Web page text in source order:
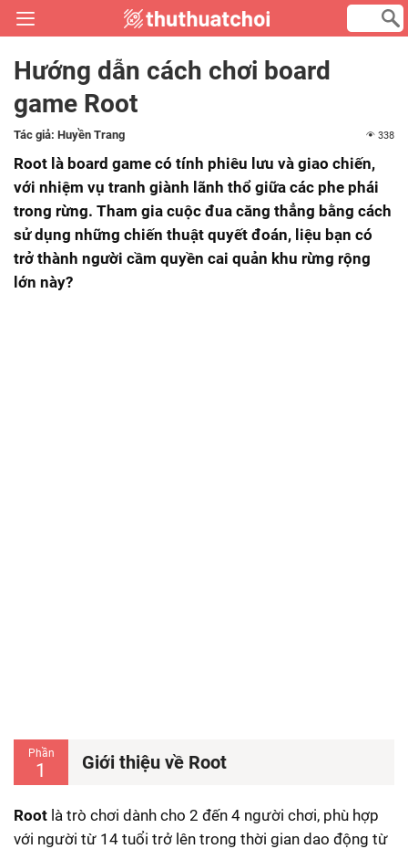
Hướng dẫn cách chơi board
game Root
Tác giả: Huyền Trang 338
Root là board game có tính phiêu lưu và giao chiến,
với nhiệm vụ tranh giành lãnh thổ giữa các phe phái
trong rừng. Tham gia cuộc đua căng thẳng bằng cách
sử dụng những chiến thuật quyết đoán, liệu bạn có
trở thành người cầm quyền cai quản khu rừng rộng
lớn này?
Phần
1 Giới thiệu về Root
Root là trò chơi dành cho 2 đến 4 người chơi, phù hợp
với người từ 14 tuổi trở lên trong thời gian dao động từ